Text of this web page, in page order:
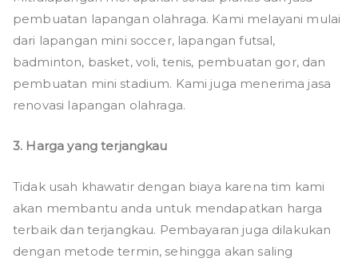
pembuatan lapangan olahraga. Kami melayani mulai
dari lapangan mini soccer, lapangan futsal,
badminton, basket, voli, tenis, pembuatan gor, dan
pembuatan mini stadium. Kami juga menerima jasa
renovasi lapangan olahraga.
3. Harga yang terjangkau
Tidak usah khawatir dengan biaya karena tim kami
akan membantu anda untuk mendapatkan harga
terbaik dan terjangkau. Pembayaran juga dilakukan
dengan metode termin, sehingga akan saling